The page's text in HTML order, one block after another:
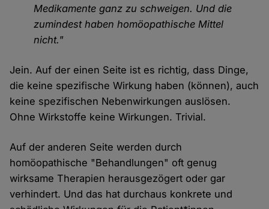
Medikamente ganz zu schweigen. Und die
zumindest haben homöopathische Mittel
nicht."
Jein. Auf der einen Seite ist es richtig, dass Dinge,
die keine spezifische Wirkung haben (können), auch
keine spezifischen Nebenwirkungen auslösen.
Ohne Wirkstoffe keine Wirkungen. Trivial.
Auf der anderen Seite werden durch
homöopathische "Behandlungen" oft genug
wirksame Therapien herausgezögert oder gar
verhindert. Und das hat durchaus konkrete und